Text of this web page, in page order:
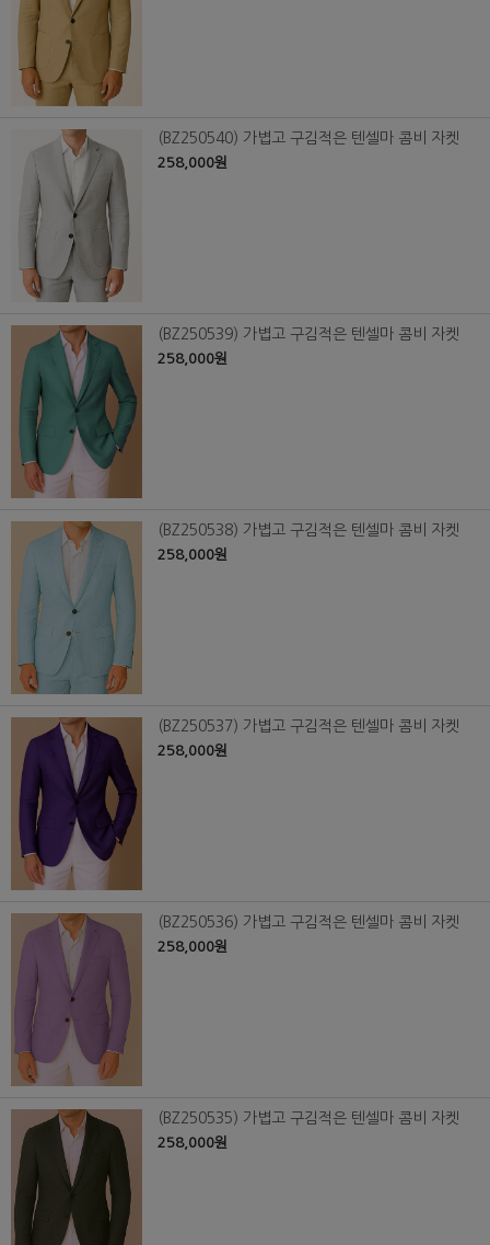
(BZ250540) 가볍고 구김적은 텐셀마 콤비 자켓
258,000원
(BZ250539) 가볍고 구김적은 텐셀마 콤비 자켓
258,000원
(BZ250538) 가볍고 구김적은 텐셀마 콤비 자켓
258,000원
(BZ250537) 가볍고 구김적은 텐셀마 콤비 자켓
258,000원
(BZ250536) 가볍고 구김적은 텐셀마 콤비 자켓
258,000원
(BZ250535) 가볍고 구김적은 텐셀마 콤비 자켓
258,000원